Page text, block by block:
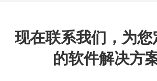
现在联系我们，为您
的软件解决方案